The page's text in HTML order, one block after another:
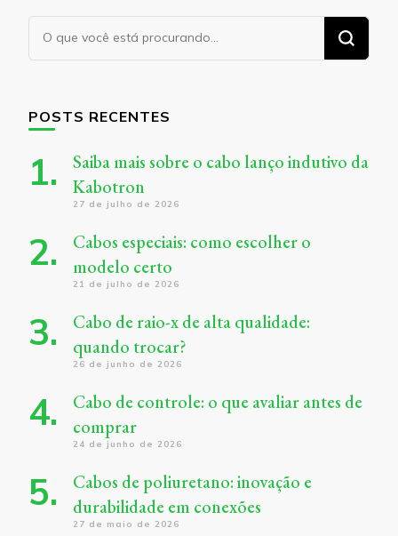
Procurando
algo?
POSTS RECENTES
Saiba mais sobre o cabo lanço indutivo da
Kabotron
27 de julho de 2026
Cabos especiais: como escolher o
modelo certo
21 de julho de 2026
Cabo de raio-x de alta qualidade:
quando trocar?
26 de junho de 2026
Cabo de controle: o que avaliar antes de
comprar
24 de junho de 2026
Cabos de poliuretano: inovação e
durabilidade em conexões
27 de maio de 2026